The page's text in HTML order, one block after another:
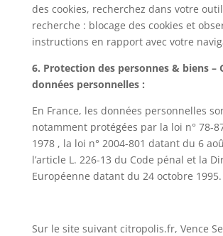
des cookies, recherchez dans votre
recherche : blocage des cookies et
instructions en rapport avec votre
6. Protection des personnes & biens –
données personnelles :
En France, les données personnelles
notamment protégées par la loi n° 78-
1978 , la loi n° 2004-801 datant du 6
l’article L. 226-13 du Code pénal et la
Européenne datant du 24 octobre 1995.
Sur le site suivant citropolis.fr, Vence